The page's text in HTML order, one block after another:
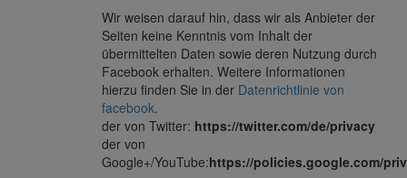
Wir weisen darauf hin, dass wir als Anbieter der
Seiten keine Kenntnis vom Inhalt der
übermittelten Daten sowie deren Nutzung durch
Facebook erhalten. Weitere Informationen
hierzu finden Sie in der Datenrichtlinie von
facebook.
der von Twitter: https://twitter.com/de/privacy
der von
Google+/YouTube:https://policies.google.com/